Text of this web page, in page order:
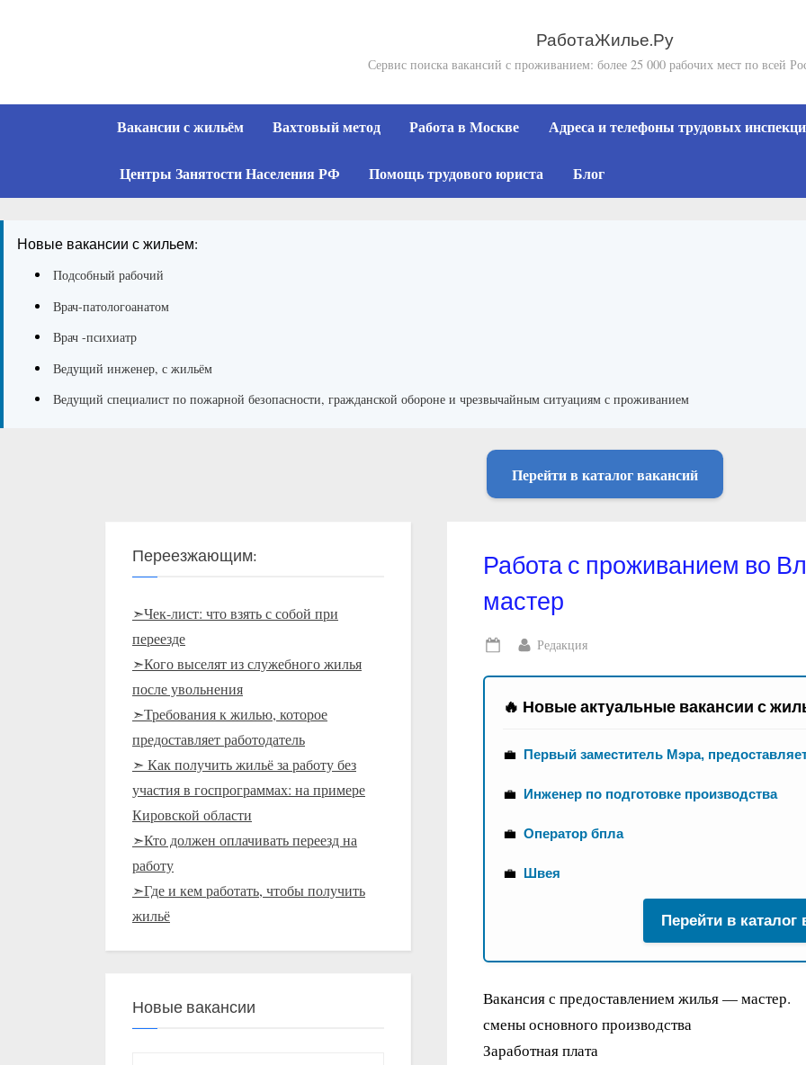
РаботаЖилье.Ру
Сервис поиска вакансий с проживанием: более 25 000 рабочих мест по всей
Вакансии с жильём Вахтовый метод Работа в Москве Адреса и телефоны трудовых
Центры Занятости Населения РФ Помощь трудового юриста Блог
Новые вакансии с жильем:
Подсобный рабочий
Врач-патологоанатом
Врач -психиатр
Ведущий инженер, с жильём
Ведущий специалист по пожарной безопасности, гражданской обороне и чрезвычайным ситуациям с проживанием
Перейти в каталог вакансий
Работа с проживанием во
мастер
Posted
on
By
Редакция
🔥 Новые актуальные вакансии с
💼 Первый заместитель Мэра,
💼 Инженер по подготовке производства
💼 Оператор бпла
💼 Швея
Перейти в каталог
Вакансия с предоставлением жилья — мастер.
смены основного производства
Заработная плата
Переезжающим:
➣Чек-лист: что взять с собой при
переезде
➣Кого выселят из служебного жилья
после увольнения
➣Требования к жилью, которое
предоставляет работодатель
➣ Как получить жильё за работу без
участия в госпрограммах: на примере
Кировской области
➣Кто должен оплачивать переезд на
работу
➣Где и кем работать, чтобы получить
жильё
Новые вакансии